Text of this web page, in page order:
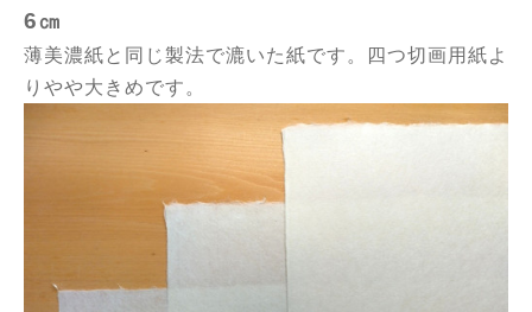
6㎝
薄美濃紙と同じ製法で漉いた紙です。四つ切画用紙よ
りやや大きめです。